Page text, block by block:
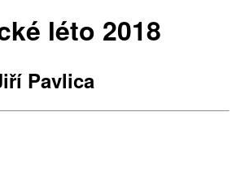
léto 2018
Pavlica